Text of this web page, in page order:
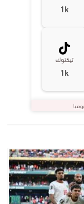
1k
تيكتوك
1k